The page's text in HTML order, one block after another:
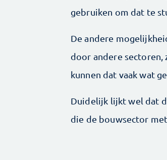
gebruiken om dat te
De andere
door andere sectoren,
kunnen dat vaak wat
Duidelijk lijkt wel dat
die de bouwsector